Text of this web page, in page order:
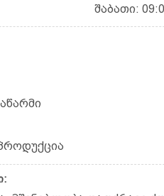
შაბათი: